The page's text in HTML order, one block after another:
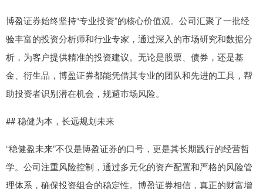
博盈证券始终坚持“专业投资”的核心价值观。公司汇聚了一批经
验丰富的投资分析师和行业专家，通过深入的市场研究和数据分
析，为客户提供精准的投资建议。无论是股票、债券，还是基
金、衍生品，博盈证券都能凭借其专业的团队和先进的工具，帮
助投资者识别潜在机会，规避市场风险。
## 稳健为本，长远规划未来
“稳健盈未来”不仅是博盈证券的口号，更是其长期践行的经营哲
学。公司注重风险控制，通过多元化的资产配置和严格的风险管
理体系，确保投资组合的稳定性。博盈证券相信，真正的财富增